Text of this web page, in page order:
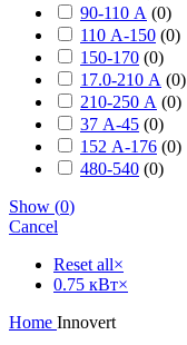
90-110 А (0)
110 А-150 (0)
150-170 (0)
17.0-210 А (0)
210-250 А (0)
37 А-45 (0)
152 А-176 (0)
480-540 (0)
Show (0)
Cancel
Reset all×
0.75 кВт×
Home Innovert